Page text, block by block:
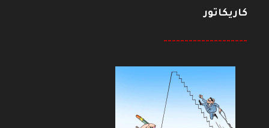
كاريكاتور
--------------------